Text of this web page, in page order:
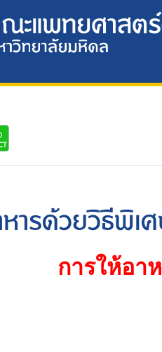
หารด้วยวิธีพิเ
การให้อา